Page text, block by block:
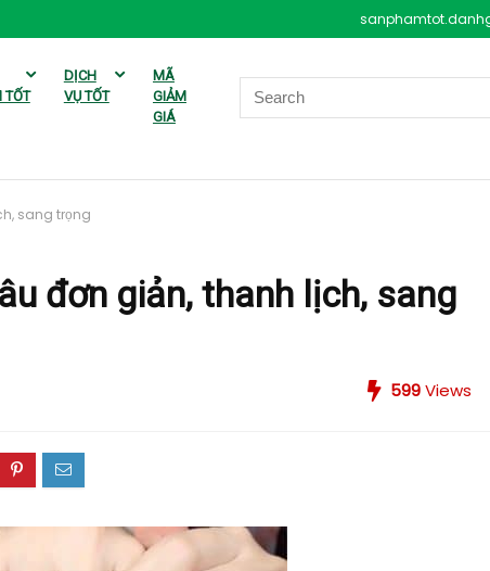
TỐT
DỊCH
VỤ TỐT
MÃ
GIẢM
GIÁ
sang trọng
đơn giản, thanh lịch, sang
599Views